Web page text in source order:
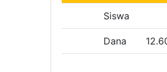
Siswa
Dana